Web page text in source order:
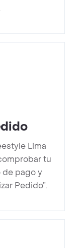
Lima
tu
pago y
Pedido”.